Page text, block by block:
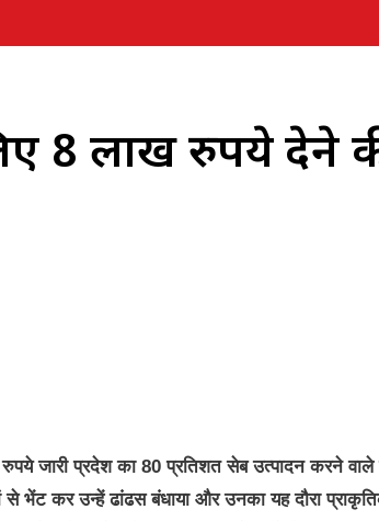
8 लाख रुपये देने
जारी प्रदेश का 80 प्रतिशत सेब उत्पादन करने वाले
भेंट कर उन्हें ढांढस बंधाया और उनका यह दौरा